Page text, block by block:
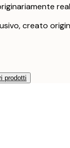
creato
prodotti